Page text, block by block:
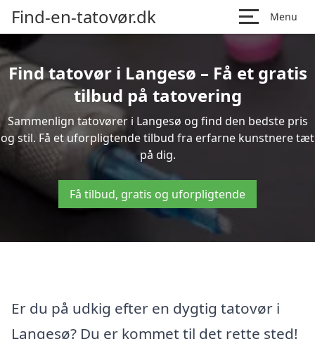
Find-en-tatovør.dk Menu
Find tatovør i Langesø – Få et gratis
tilbud på tatovering
Sammenlign tatovører i Langesø og find den bedste pris
og stil. Få et uforpligtende tilbud fra erfarne kunstnere tæt
på dig.
Få tilbud, gratis og uforpligtende
Er du på udkig efter en dygtig tatovør i
Langesø? Du er kommet til det rette sted!